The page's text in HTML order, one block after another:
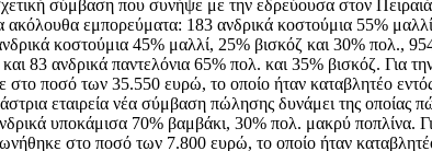
σύμβαση που συνήψε με την εδρεύουσα στον
εμπορεύματα: 183 ανδρικά κοστούμια 55%
κοστούμια 45% μαλλί, 25% βισκόζ και 30% πολ.,
83 ανδρικά παντελόνια 65% πολ. και 35% βισκόζ.
ποσό των 35.550 ευρώ, το οποίο ήταν καταβλητέο
εταιρεία νέα σύμβαση πώλησης δυνάμει της
υποκάμισα 70% βαμβάκι, 30% πολ. μακρύ ποπλίνα.
στο ποσό των 7.800 ευρώ, το οποίο ήταν